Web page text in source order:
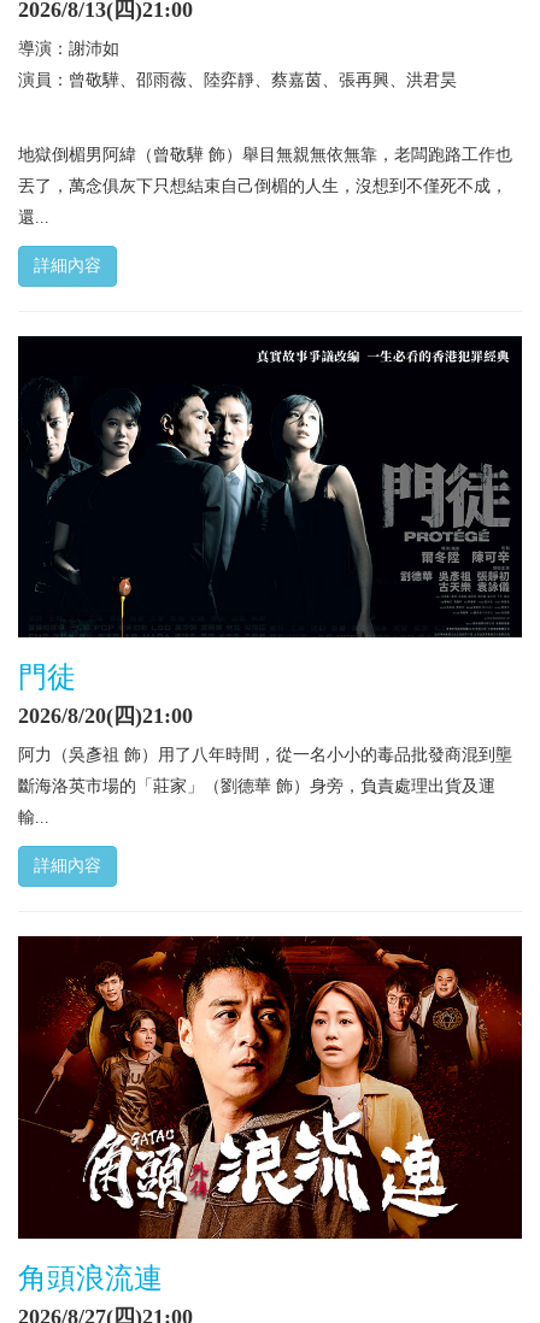
2026/8/13(四)21:00
導演：謝沛如
演員：曾敬驊、邵雨薇、陸弈靜、蔡嘉茵、張再興、洪君昊
地獄倒楣男阿緯（曾敬驊 飾）舉目無親無依無靠，老闆跑路工作也
丟了，萬念俱灰下只想結束自己倒楣的人生，沒想到不僅死不成，
還...
詳細內容
門徒
2026/8/20(四)21:00
阿力（吳彥祖 飾）用了八年時間，從一名小小的毒品批發商混到壟
斷海洛英市場的「莊家」（劉德華 飾）身旁，負責處理出貨及運
輸...
詳細內容
角頭浪流連
2026/8/27(四)21:00